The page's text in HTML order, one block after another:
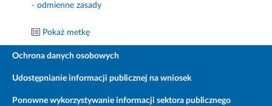
- odmienne zasady
Pokaż metkę
Ochrona danych osobowych
Udostępnianie informacji publicznej na wniosek
Ponowne wykorzystywanie informacji sektora publicznego